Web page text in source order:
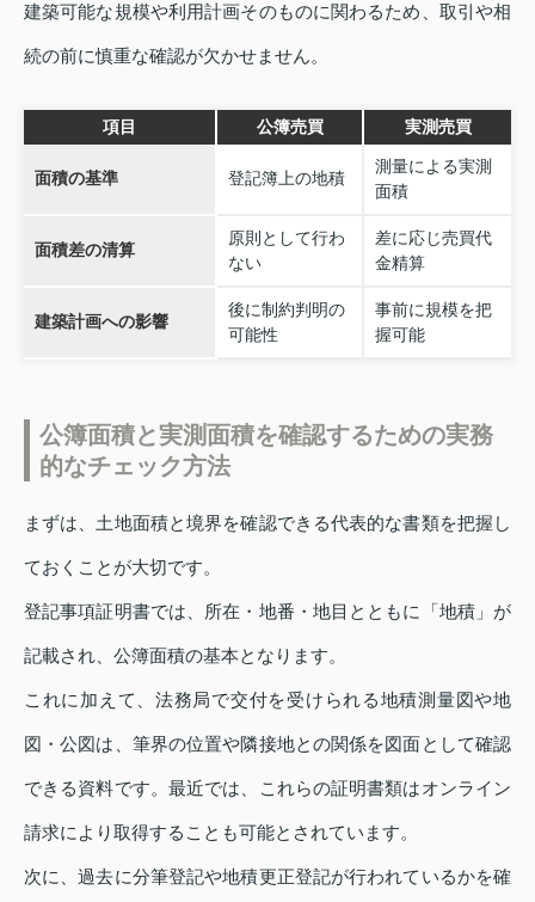
建築可能な規模や利用計画そのものに関わるため、取引や相
続の前に慎重な確認が欠かせません。
項目 公簿売買 実測売買
面積の基準 登記簿上の地積
測量による実測
面積
面積差の清算
原則として行わ
ない
差に応じ売買代
金精算
建築計画への影響
後に制約判明の
可能性
事前に規模を把
握可能
公簿面積と実測面積を確認するための実務
的なチェック方法
まずは、土地面積と境界を確認できる代表的な書類を把握し
ておくことが大切です。
登記事項証明書では、所在・地番・地目とともに「地積」が
記載され、公簿面積の基本となります。
これに加えて、法務局で交付を受けられる地積測量図や地
図・公図は、筆界の位置や隣接地との関係を図面として確認
できる資料です。最近では、これらの証明書類はオンライン
請求により取得することも可能とされています。
次に、過去に分筆登記や地積更正登記が行われているかを確